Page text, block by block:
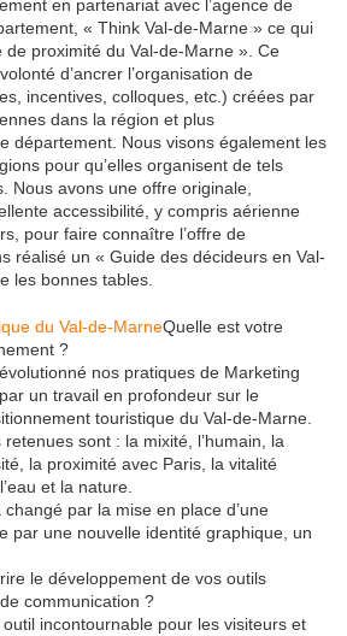
en partenariat avec l’agence de
« Think Val-de-Marne » ce qui
de proximité du Val-de-Marne ». Ce
d’ancrer l’organisation de
incentives, colloques, etc.) créées par
dans la région et plus
département. Nous visons également les
pour qu’elles organisent de tels
Nous avons une offre originale,
accessibilité, y compris aérienne
pour faire connaître l’offre de
réalisé un « Guide des décideurs en Val-
les bonnes tables.
Quelle est votre
?
nos pratiques de Marketing
un travail en profondeur sur le
touristique du Val-de-Marne.
sont : la mixité, l’humain, la
la proximité avec Paris, la vitalité
et la nature.
changé par la mise en place d’une
par une nouvelle identité graphique, un
le développement de vos outils
communication ?
incontournable pour les visiteurs et